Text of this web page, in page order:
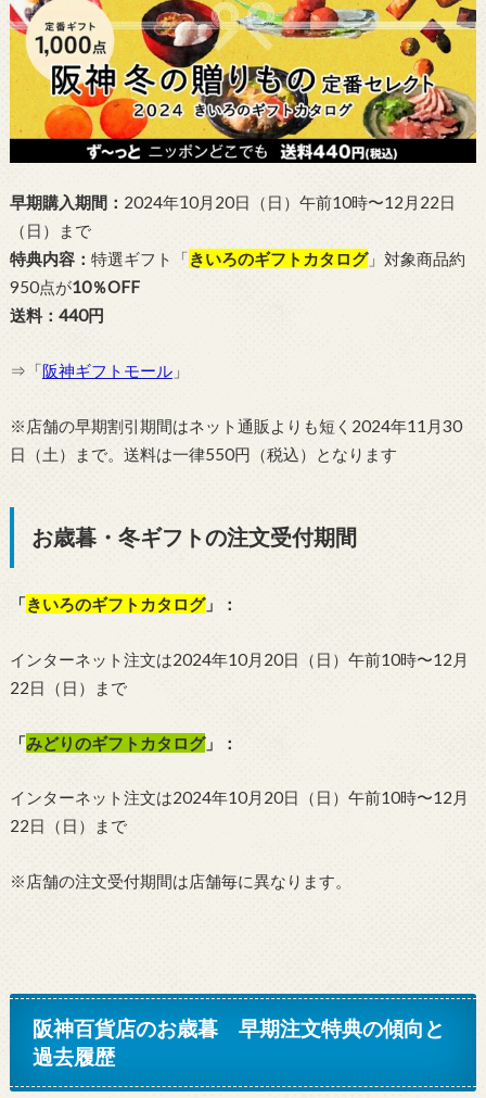
早期購入期間： 2024年10月20日（日）午前10時〜12月22日
（日）まで
特典内容： 特選ギフト「きいろのギフトカタログ」対象商品約
950点が10％OFF
送料：440円
⇒「阪神ギフトモール」
※店舗の早期割引期間はネット通販よりも短く2024年11月30
日（土）まで。送料は一律550円（税込）となります
お歳暮・冬ギフトの注文受付期間
「きいろのギフトカタログ」：
インターネット注文は2024年10月20日（日）午前10時〜12月
22日（日）まで
「みどりのギフトカタログ」：
インターネット注文は2024年10月20日（日）午前10時〜12月
22日（日）まで
※店舗の注文受付期間は店舗毎に異なります。
阪神百貨店のお歳暮 早期注文特典の傾向と
過去履歴